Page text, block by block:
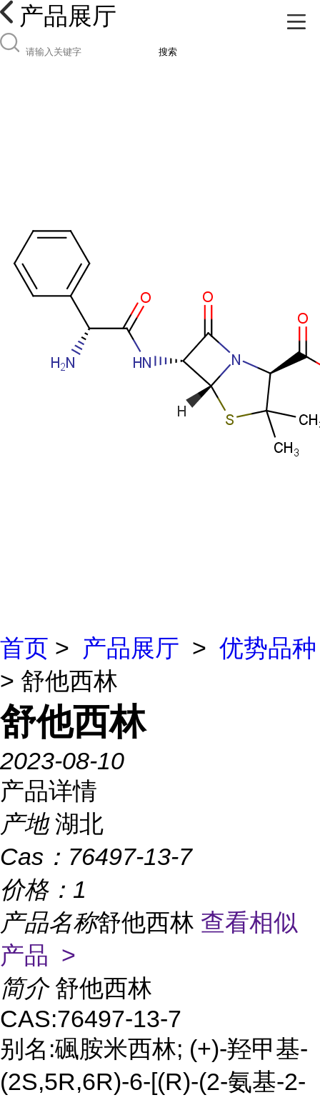
产品展厅
搜索
首页 > 产品展厅 > 优势品种
> 舒他西林
舒他西林
2023-08-10
产品详情
产地 湖北
Cas： 76497-13-7
价格： 1
产品名称舒他西林 查看相似
产品 >
简介 舒他西林
CAS:76497-13-7
别名:碸胺米西林; (+)-羟甲基-
(2S,5R,6R)-6-[(R)-(2-氨基-2-